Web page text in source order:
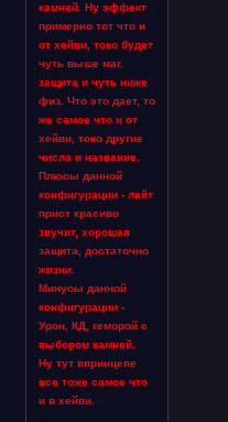
камней. Ну эффект
примерно тот что и
от хейви, токо будет
чуть выше маг.
защита и чуть ниже
физ. Что это дает, то
же самое что и от
хейви, токо другие
числа и название.
Плюсы данной
конфигурации - лайт
прист красиво
звучит, хорошая
защита, достаточно
жизни.
Минусы данной
конфигурации -
Урон, КД, геморой с
выбором камней.
Ну тут впринцепе
все тоже самое что
и в хейви.